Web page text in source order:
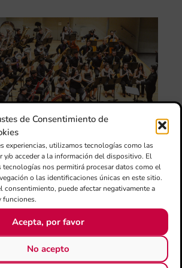
de Consentimiento de
experiencias, utilizamos tecnologías como las
y/o acceder a la información del dispositivo. El
nos permitirá procesar datos como el
o las identificaciones únicas en este sitio.
consentimiento, puede afectar negativamente a
funciones.
Acepta, por favor
No acepto